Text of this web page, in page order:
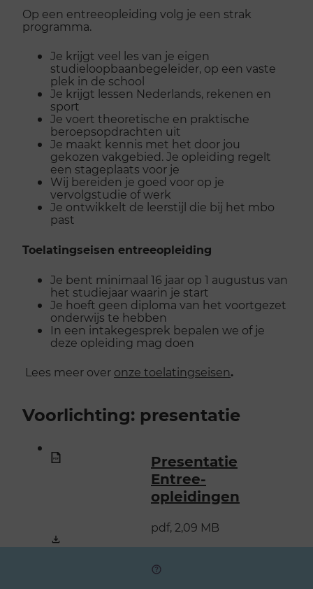
Op een entreeopleiding volg je een strak
programma.
Je krijgt veel les van je eigen
studieloopbaanbegeleider, op een vaste
plek in de school
Je krijgt lessen Nederlands, rekenen en
sport
Je voert theoretische en praktische
beroepsopdrachten uit
Je maakt kennis met het door jou
gekozen vakgebied. Je opleiding regelt
een stageplaats voor je
Wij bereiden je goed voor op je
vervolgstudie of werk
Je ontwikkelt de leerstijl die bij het mbo
past
Toelatingseisen entreeopleiding
Je bent minimaal 16 jaar op 1 augustus van
het studiejaar waarin je start
Je hoeft geen diploma van het voortgezet
onderwijs te hebben
In een intakegesprek bepalen we of je
deze opleiding mag doen
Lees meer over onze toelatingseisen.
Voorlichting: presentatie
Presentatie
Entree-
opleidingen
pdf, 2,09 MB